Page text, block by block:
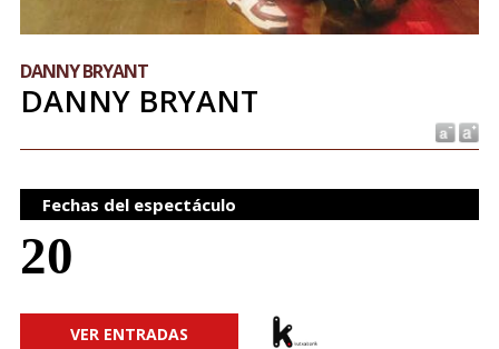
DANNY BRYANT
DANNY BRYANT
Fechas del espectáculo
20
VER ENTRADAS